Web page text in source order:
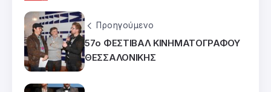
Προηγούμενο
57ο ΦΕΣΤΙΒΑΛ ΚΙΝΗΜΑΤΟΓΡΑΦΟΥ
ΘΕΣΣΑΛΟΝΙΚΗΣ